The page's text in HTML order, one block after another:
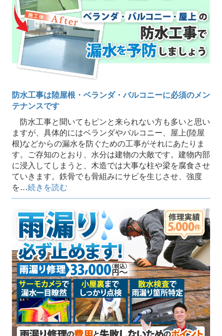
防水工事は陸屋根・ベランダ・バルコニーに必須のメン
テナンスです
防水工事と聞いてもピンと来られない方も多いと思い
ますが、具体的にはベランダやバルコニー、屋上(陸屋
根)などからの漏水を防ぐための工事がそれにあたりま
す。ご存知のとおり、水分は建物の大敵です。建物内部
に浸入してしまうと、木造では大事な柱や梁を腐食させ
ていきます。鉄骨でも骨組みにサビを生じさせ、強度
を…続きを読む